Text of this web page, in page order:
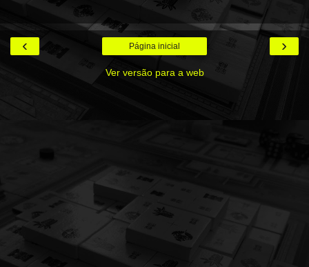
‹ ›
Página inicial
Ver versão para a web